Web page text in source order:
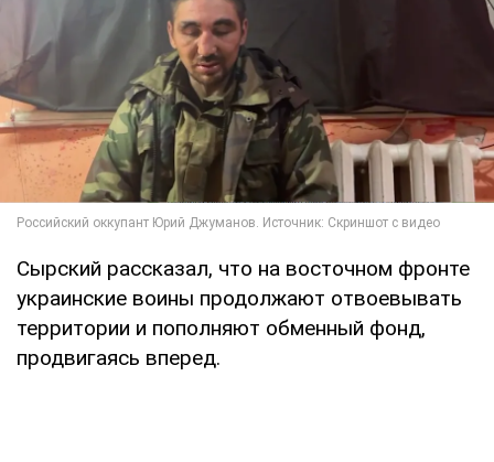
Сырский рассказал, что на восточном фронте
украинские воины продолжают отвоевывать
территории и пополняют обменный фонд,
продвигаясь вперед.